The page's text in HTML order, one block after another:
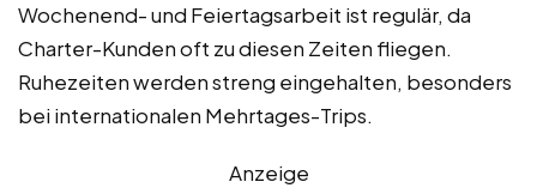
Wochenend- und Feiertagsarbeit ist regulär, da
Charter-Kunden oft zu diesen Zeiten fliegen.
Ruhezeiten werden streng eingehalten, besonders
bei internationalen Mehrtages-Trips.
Anzeige